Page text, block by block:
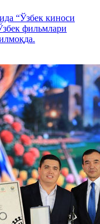
“Ўзбек киноси
фильмлари